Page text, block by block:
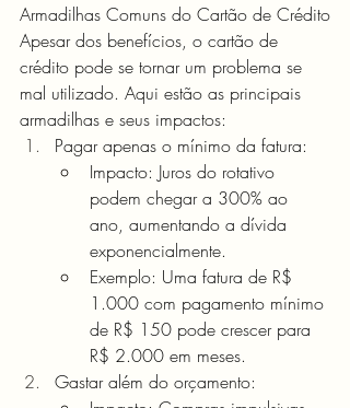
Armadilhas Comuns do Cartão de Crédito
Apesar dos benefícios, o cartão de
crédito pode se tornar um problema se
mal utilizado. Aqui estão as principais
armadilhas e seus impactos:
Pagar apenas o mínimo da fatura:
Impacto: Juros do rotativo
podem chegar a 300% ao
ano, aumentando a dívida
exponencialmente.
Exemplo: Uma fatura de R$
1.000 com pagamento mínimo
de R$ 150 pode crescer para
R$ 2.000 em meses.
Gastar além do orçamento: